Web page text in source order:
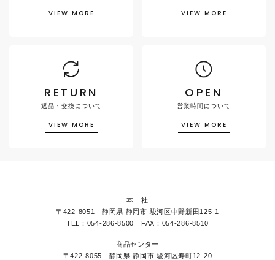
VIEW MORE VIEW MORE
RETURN
返品・交換について
VIEW MORE
OPEN
営業時間について
VIEW MORE
本 社
〒422-8051 静岡県 静岡市 駿河区中野新田125-1
TEL：054-286-8500 FAX：054-286-8510
商品センター
〒422-8055 静岡県 静岡市 駿河区寿町12-20